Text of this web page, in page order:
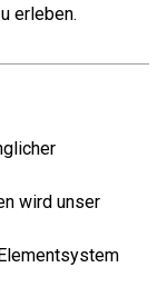
erleben.
wird unser